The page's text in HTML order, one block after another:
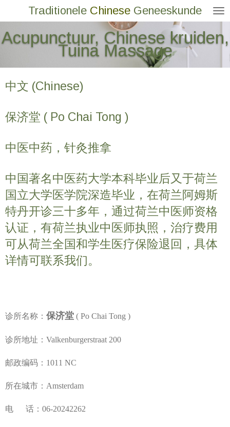
naar
hoofdinhoud
Traditionele Chinese Geneeskunde
Acupunctuur, Chinese kruiden,
Tuina Massage
中文 (Chinese)
保济堂 ( Po Chai Tong )
中医中药，针灸推拿
中国著名中医药大学本科毕业后又于荷兰
国立大学医学院深造毕业，在荷兰阿姆斯
特丹开诊三十多年，通过荷兰中医师资格
认证，有荷兰执业中医师执照，治疗费用
可从荷兰全国和学生医疗保险退回，具体
详情可联系我们。
诊所名称： 保济堂 ( Po Chai Tong )
诊所地址：Valkenburgerstraat 200
邮政编码：1011 NC
所在城市：Amsterdam
电 话： 06-20242262